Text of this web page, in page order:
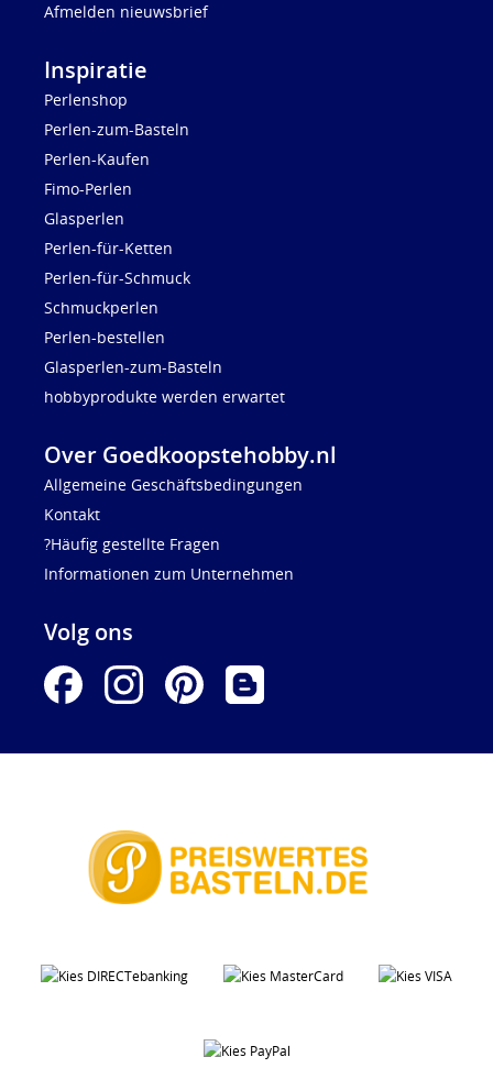
Afmelden nieuwsbrief
Inspiratie
Perlenshop
Perlen-zum-Basteln
Perlen-Kaufen
Fimo-Perlen
Glasperlen
Perlen-für-Ketten
Perlen-für-Schmuck
Schmuckperlen
Perlen-bestellen
Glasperlen-zum-Basteln
hobbyprodukte werden erwartet
Over Goedkoopstehobby.nl
Allgemeine Geschäftsbedingungen
Kontakt
?Häufig gestellte Fragen
Informationen zum Unternehmen
Volg ons